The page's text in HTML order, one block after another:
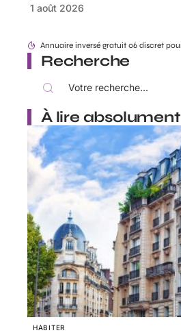
1 août 2026
Recherche
À lire absolument
HABITER